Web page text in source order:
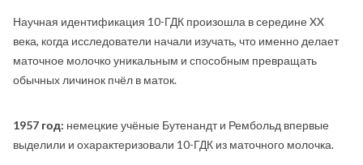
Научная идентификация 10-ГДК произошла в середине XX
века, когда исследователи начали изучать, что именно делает
маточное молочко уникальным и способным превращать
обычных личинок пчёл в маток.
1957 год: немецкие учёные Бутенандт и Рембольд впервые
выделили и охарактеризовали 10-ГДК из маточного молочка.